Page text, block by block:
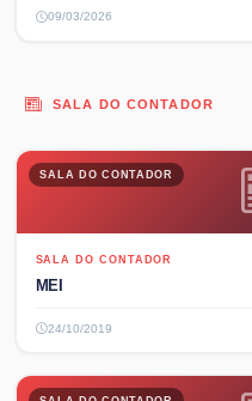
09/03/2026
SALA DO CONTADOR
SALA DO CONTADOR
SALA DO CONTADOR
MEI
24/10/2019